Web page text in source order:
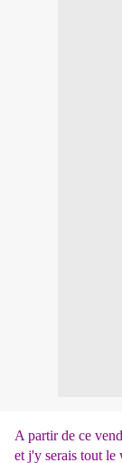
A partir de ce
et j'y serais tout le